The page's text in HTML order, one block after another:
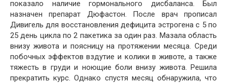
показало наличие гормонального дисбаланса. Был
назначен препарат Дюфастон. После врач прописал
Дивигель для восстановления дефицита эстрогена с 5 по
25 день цикла по 2 пакетика за один раз. Мазала область
внизу живота и поясницу на протяжении месяца. Среди
побочных эффектов вздутие и колики в животе, а также
тяжесть в груди и ноющие боли внизу живота. Решила
прекратить курс. Однако спустя месяц обнаружила, что